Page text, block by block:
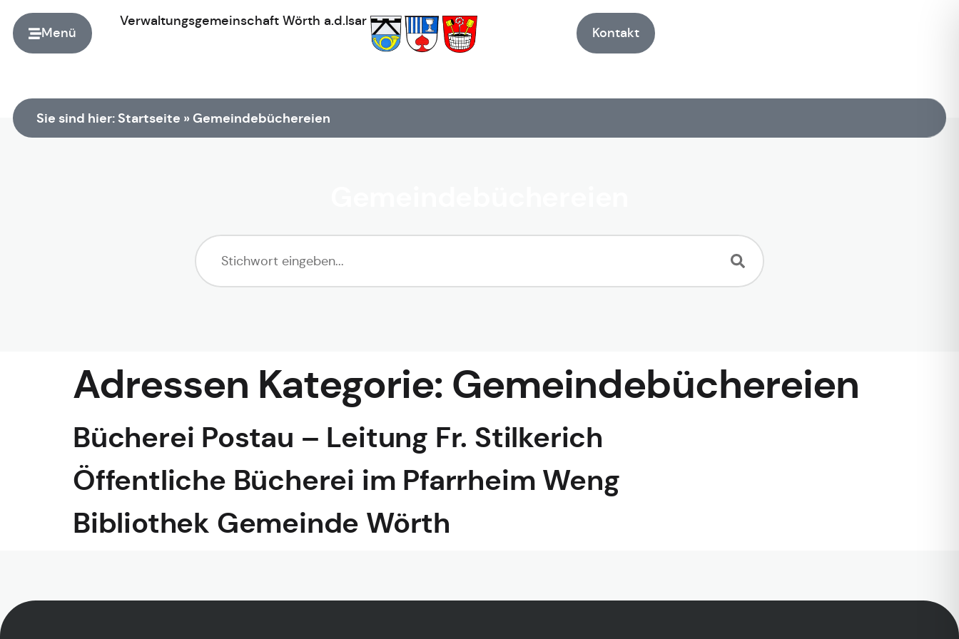
Menü
Verwaltungsgemeinschaft Wörth a.d.Isar
Kontakt
Sie sind hier: Startseite » Gemeindebüchereien
Adressen Kategorie: Gemeindebüchereien
Bücherei Postau – Leitung Fr. Stilkerich
Öffentliche Bücherei im Pfarrheim Weng
Bibliothek Gemeinde Wörth